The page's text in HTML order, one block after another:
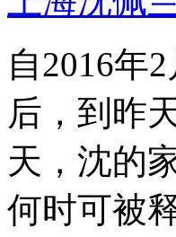
自2016年
后，到昨
天，沈的
何时可被